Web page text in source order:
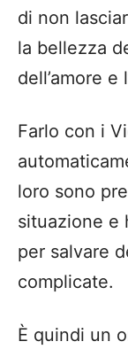
di non
la bellezza
dell’amore
Farlo con i
loro sono
situazione e
per salvare
complicate.
È quindi un